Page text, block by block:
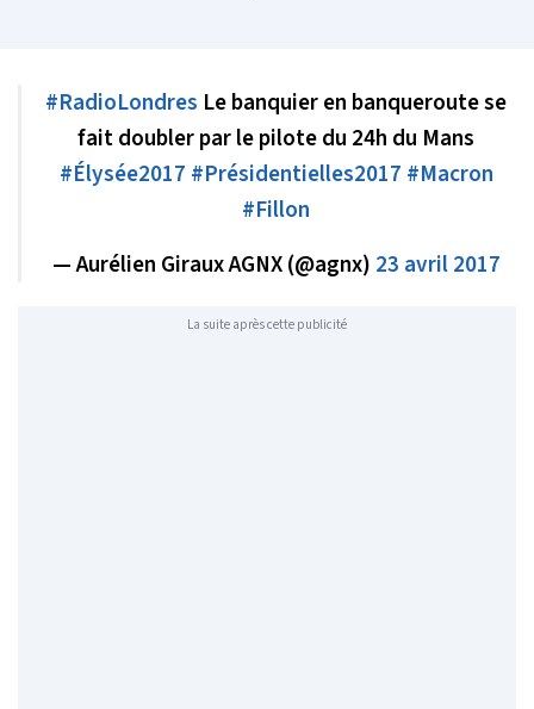
#RadioLondres Le banquier en banqueroute se
fait doubler par le pilote du 24h du Mans
#Élysée2017 #Présidentielles2017 #Macron
#Fillon
— Aurélien Giraux AGNX (@agnx) 23 avril 2017
La suite après cette publicité